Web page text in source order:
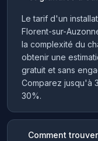
Le tarif d'un
Florent-sur-
la complexité du
obtenir une
gratuit et sans
Comparez jusqu'à
30%.
Comment